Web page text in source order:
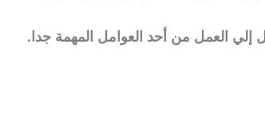
العمل من أحد العوامل المهمة جدا.